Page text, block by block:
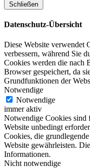
Schließen
Datenschutz-Übersicht
Diese Website verwendet
verbessern, während Sie
Cookies werden die nach
Browser gespeichert, da
Grundfunktionen der
Notwendige
Notwendige
immer aktiv
Notwendige Cookies sind
Website unbedingt
Cookies, die
Website gewährleisten.
Informationen.
Nicht notwendige